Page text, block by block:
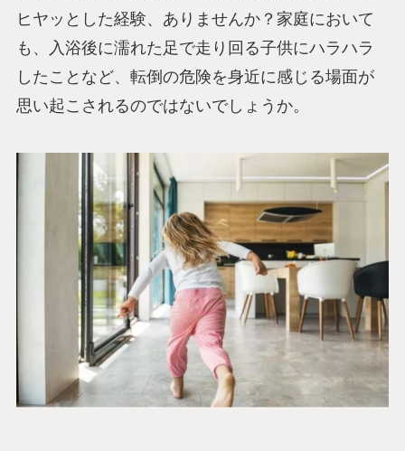
ヒヤッとした経験、ありませんか？家庭において
も、入浴後に濡れた足で走り回る子供にハラハラ
したことなど、転倒の危険を身近に感じる場面が
思い起こされるのではないでしょうか。